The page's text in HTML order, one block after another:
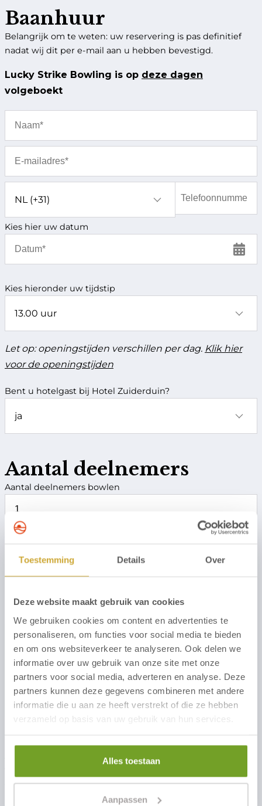
Toestemming Details Over
Deze website maakt gebruik van cookies
We gebruiken cookies om content en advertenties te
personaliseren, om functies voor social media te bieden
en om ons websiteverkeer te analyseren. Ook delen we
informatie over uw gebruik van onze site met onze
partners voor social media, adverteren en analyse. Deze
partners kunnen deze gegevens combineren met andere
informatie die u aan ze heeft verstrekt of die ze hebben
verzameld op basis van uw gebruik van hun services.
Alles toestaan
Aanpassen
Baanhuur
Belangrijk om te weten: uw reservering is pas definitief
nadat wij dit per e-mail aan u hebben bevestigd.
Lucky Strike Bowling is op deze dagen
volgeboekt
Kies hier uw datum
Kies hieronder uw tijdstip
Let op: openingstijden verschillen per dag. Klik hier
voor de openingstijden
Bent u hotelgast bij Hotel Zuiderduin?
Aantal deelnemers
Aantal deelnemers bowlen
Gewenst aantal bowlingbanen
Opmerkingen
te nemen over mijn reservering.